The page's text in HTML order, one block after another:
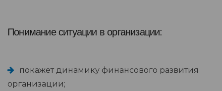
Понимание ситуации в организации:
покажет динамику финансового развития
организации;